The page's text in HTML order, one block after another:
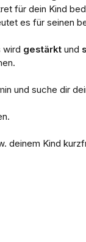
für dein Kind
es für seinen
wird gestärkt und
und suche dir
deinem Kind